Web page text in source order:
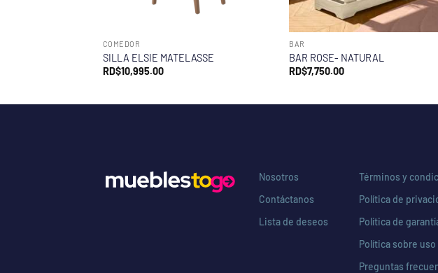
COMEDOR
SILLA ELSIE MATELASSE
RD$10,995.00
BAR
BAR ROSE- NATURAL
RD$7,750.00
Nosotros
Contáctanos
Lista de deseos
Términos y
Política de
Política de
Política sobre
Preguntas